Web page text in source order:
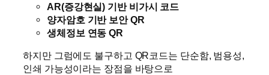
AR(증강현실) 기반 비가시 코드
양자암호 기반 보안 QR
생체정보 연동 QR
하지만 그럼에도 불구하고 QR코드는 단순함, 범용성,
인쇄 가능성이라는 장점을 바탕으로